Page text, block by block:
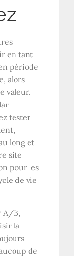
en tant
période
alors
valeur.
tester
long et
site
pour les
de vie
A/B,
la
de